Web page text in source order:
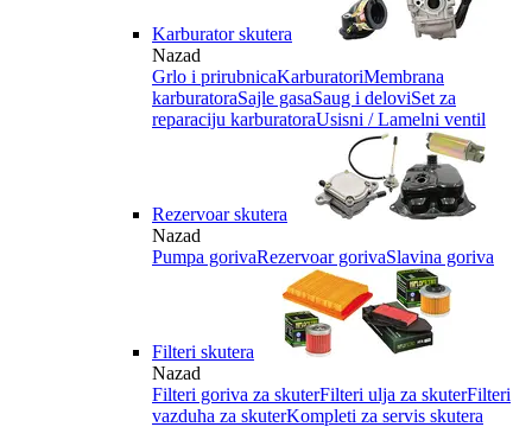
Karburator skutera
Nazad
Grlo i prirubnicaKarburatoriMembrana
karburatoraSajle gasaSaug i deloviSet za
reparaciju karburatoraUsisni / Lamelni ventil
Rezervoar skutera
Nazad
Pumpa gorivaRezervoar gorivaSlavina goriva
Filteri skutera
Nazad
Filteri goriva za skuterFilteri ulja za skuterFilteri
vazduha za skuterKompleti za servis skutera